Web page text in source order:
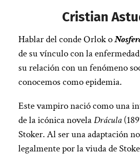
Cristian
Hablar del conde Orlok o
de su vínculo con la
su relación con un fenómeno
conocemos como epidemia.
Este vampiro nació como una
de la icónica novelaDrácula
Stoker. Al ser una adaptación
legalmente por la viuda de